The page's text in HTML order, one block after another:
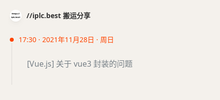
//iplc.best 搬运分享
17:30 · 2021年11月28日 · 周日
[Vue.js] 关于 vue3 封装的问题